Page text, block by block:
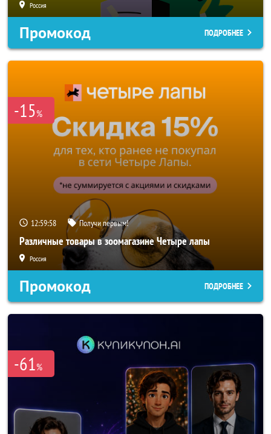
Россия
Промокод ПОДРОБНЕЕ
-15%
12:59:57 Получи первым!
Различные товары в зоомагазине Четыре лапы
Россия
Промокод ПОДРОБНЕЕ
-61%